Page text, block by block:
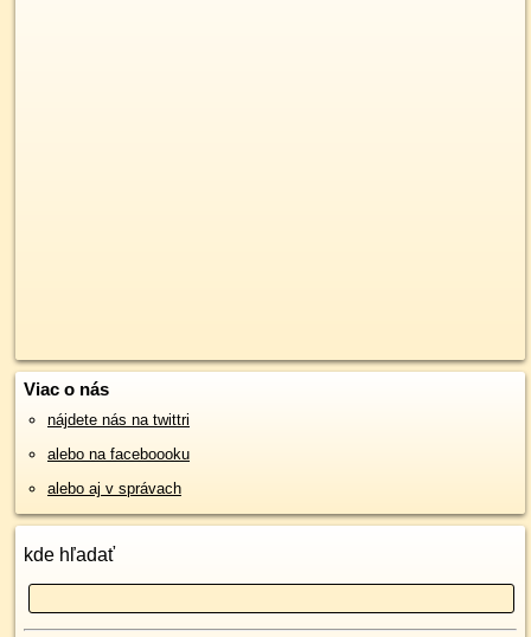
Viac o nás
nájdete nás na twittri
alebo na faceboooku
alebo aj v správach
kde hľadať